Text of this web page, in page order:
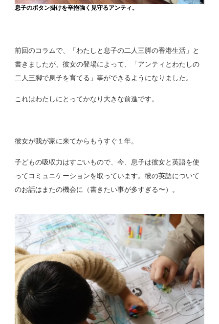
息子のボタン掛けを辛抱強く見守るアンティ。
前回のコラムで、「わたしと息子の二人三脚の香港生活」と
書きましたが、彼女の登場によって、「アンティとわたしの
二人三脚で息子を育てる」事ができるようになりました。
これはわたしにとってかなり大きな前進です。
彼女が我が家に来てからもうすぐ１年。
子どもの吸収力はすごいもので、今、息子は彼女と英語を使
ってコミュニケーションを取っています。彼の英語について
のお話はまたの機会に（書きたい事が多すぎる〜）。